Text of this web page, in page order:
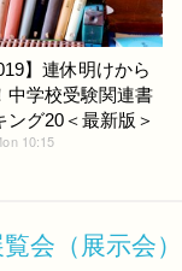
】連休明けから
中学校受験関連書
ング20＜最新版＞
10:15
覧会（展示会）